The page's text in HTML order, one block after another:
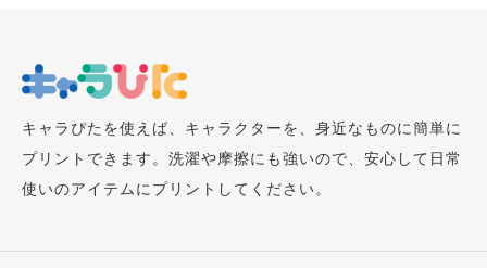
キャラぴたを使えば、キャラクターを、身近なものに簡単に
プリントできます。洗濯や摩擦にも強いので、安心して日常
使いのアイテムにプリントしてください。